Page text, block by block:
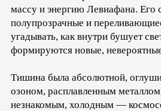
массу и энергию Левиафана. Его
полупрозрачные и
угадывать, как внутри бушует
формируются новые,
Тишина была абсолютной,
озоном, расплавленным
незнакомым, холодным —